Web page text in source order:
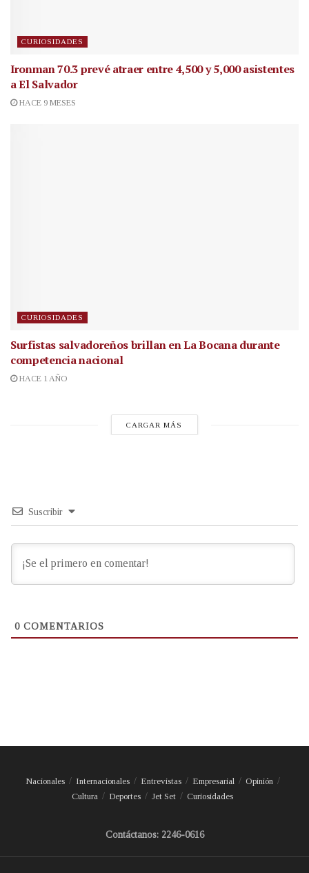
CURIOSIDADES
Ironman 70.3 prevé atraer entre 4,500 y 5,000 asistentes
a El Salvador
HACE 9 MESES
CURIOSIDADES
Surfistas salvadoreños brillan en La Bocana durante
competencia nacional
HACE 1 AÑO
CARGAR MÁS
Suscribir
0 COMENTARIOS
Nacionales Internacionales Entrevistas Empresarial
Opinión
Cultura
Deportes Jet Set Curiosidades
Contáctanos: 2246-0616